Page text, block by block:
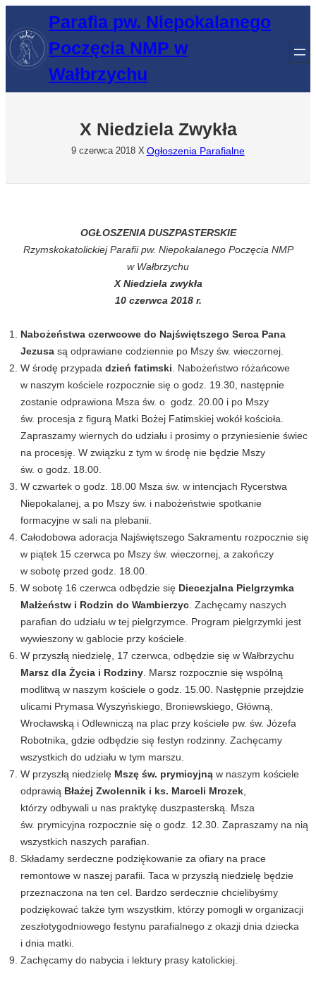
treści
Parafia pw. Niepokalanego
Poczęcia NMP w
Wałbrzychu
X Niedziela Zwykła
9 czerwca 2018 X Ogłoszenia Parafialne
OGŁOSZENIA DUSZPASTERSKIE
Rzymskokatolickiej Parafii pw. Niepokalanego Poczęcia NMP
w Wałbrzychu
X Niedziela zwykła
10 czerwca 2018 r.
Nabożeństwa czerwcowe do Najświętszego Serca Pana
Jezusa są odprawiane codziennie po Mszy św. wieczornej.
W środę przypadadzień fatimski . Nabożeństwo różańcowe
w naszym kościele rozpocznie się o godz. 19.30, następnie
zostanie odprawiona Msza św. o godz. 20.00 i po Mszy
św. procesja z figurą Matki Bożej Fatimskiej wokół kościoła.
Zapraszamy wiernych do udziału i prosimy o przyniesienie świec
na procesję. W związku z tym w środę nie będzie Mszy
św. o godz. 18.00.
W czwartek o godz. 18.00 Msza św. w intencjach Rycerstwa
Niepokalanej, a po Mszy św. i nabożeństwie spotkanie
formacyjne w sali na plebanii.
Całodobowa adoracja Najświętszego Sakramentu rozpocznie się
w piątek 15 czerwca po Mszy św. wieczornej, a zakończy
w sobotę przed godz. 18.00.
W sobotę 16 czerwca odbędzie się Diecezjalna Pielgrzymka
Małżeństw i Rodzin do Wambierzyc . Zachęcamy naszych
parafian do udziału w tej pielgrzymce. Program pielgrzymki jest
wywieszony w gablocie przy kościele.
W przyszłą niedzielę, 17 czerwca, odbędzie się w Wałbrzychu
Marsz dla Życia i Rodziny . Marsz rozpocznie się wspólną
modlitwą w naszym kościele o godz. 15.00. Następnie przejdzie
ulicami Prymasa Wyszyńskiego, Broniewskiego, Główną,
Wrocławską i Odlewniczą na plac przy kościele pw. św. Józefa
Robotnika, gdzie odbędzie się festyn rodzinny. Zachęcamy
wszystkich do udziału w tym marszu.
W przyszłą niedzielę Mszę św. prymicyjną w naszym kościele
odprawią Błażej Zwolennik i ks. Marceli Mrozek
którzy odbywali u nas praktykę duszpasterską. Msza
św. prymicyjna rozpocznie się o godz. 12.30. Zapraszamy na nią
wszystkich naszych parafian.
Składamy serdeczne podziękowanie za ofiary na prace
remontowe w naszej parafii. Taca w przyszłą niedzielę będzie
przeznaczona na ten cel. Bardzo serdecznie chcielibyśmy
podziękować także tym wszystkim, którzy pomogli w organizacji
zeszłotygodniowego festynu parafialnego z okazji dnia dziecka
i dnia matki.
Zachęcamy do nabycia i lektury prasy katolickiej.